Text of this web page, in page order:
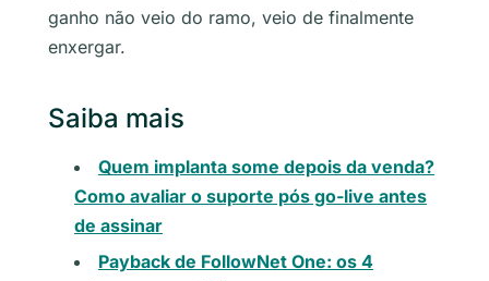
ganho não veio do ramo, veio de finalmente
enxergar.
Saiba mais
Quem implanta some depois da venda?
Como avaliar o suporte pós go-live antes
de assinar
Payback de FollowNet One: os 4